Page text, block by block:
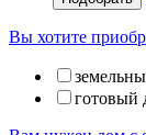
Вы хотите
готовый